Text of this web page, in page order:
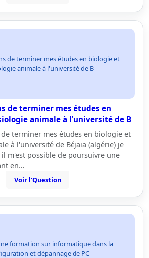
de terminer mes études en biologie et
animale à l'université de B
de terminer mes études en
animale à l'université de B
terminer mes études en biologie et
à l'université de Béjaia (algérie) je
m'est possible de poursuivre une
en…
Voir l'Question
formation sur informatique dans la
et dépannage de PC